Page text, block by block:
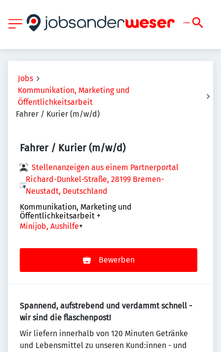
Jobs
Kommunikation, Marketing und
Öffentlichkeitsarbeit
Fahrer / Kurier (m/w/d)
Fahrer / Kurier (m/w/d)
Stellenanzeigen aus einem Partnerportal
Richard-Dunkel-Straße, 28199 Bremen-
Neustadt, Deutschland
Kommunikation, Marketing und
Öffentlichkeitsarbeit +
Minijob, Aushilfe+
Bewerben
Spannend, aufstrebend und verdammt schnell -
wir sind die flaschenpost!
Wir liefern innerhalb von 120 Minuten Getränke
und Lebensmittel zu unseren Kund:innen - und